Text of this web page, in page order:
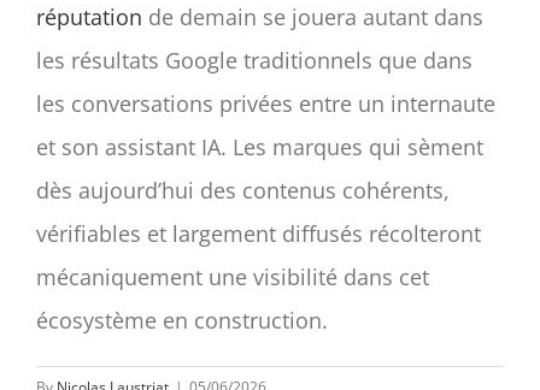
réputation de demain se jouera autant dans
les résultats Google traditionnels que dans
les conversations privées entre un internaute
et son assistant IA. Les marques qui sèment
dès aujourd’hui des contenus cohérents,
vérifiables et largement diffusés récolteront
mécaniquement une visibilité dans cet
écosystème en construction.